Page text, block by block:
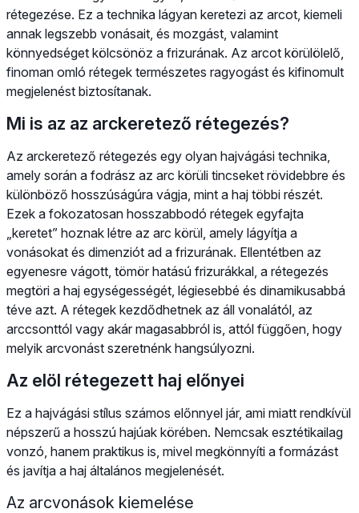
rétegezése. Ez a technika lágyan keretezi az arcot, kiemeli
annak legszebb vonásait, és mozgást, valamint
könnyedséget kölcsönöz a frizurának. Az arcot körülölelő,
finoman omló rétegek természetes ragyogást és kifinomult
megjelenést biztosítanak.
Mi is az az arckeretező rétegezés?
Az arckeretező rétegezés egy olyan hajvágási technika,
amely során a fodrász az arc körüli tincseket rövidebbre és
különböző hosszúságúra vágja, mint a haj többi részét.
Ezek a fokozatosan hosszabbodó rétegek egyfajta
„keretet” hoznak létre az arc körül, amely lágyítja a
vonásokat és dimenziót ad a frizurának. Ellentétben az
egyenesre vágott, tömör hatású frizurákkal, a rétegezés
megtöri a haj egységességét, légiesebbé és dinamikusabbá
téve azt. A rétegek kezdődhetnek az áll vonalától, az
arccsonttól vagy akár magasabbról is, attól függően, hogy
melyik arcvonást szeretnénk hangsúlyozni.
Az elöl rétegezett haj előnyei
Ez a hajvágási stílus számos előnnyel jár, ami miatt rendkívül
népszerű a hosszú hajúak körében. Nemcsak esztétikailag
vonzó, hanem praktikus is, mivel megkönnyíti a formázást
és javítja a haj általános megjelenését.
Az arcvonások kiemelése